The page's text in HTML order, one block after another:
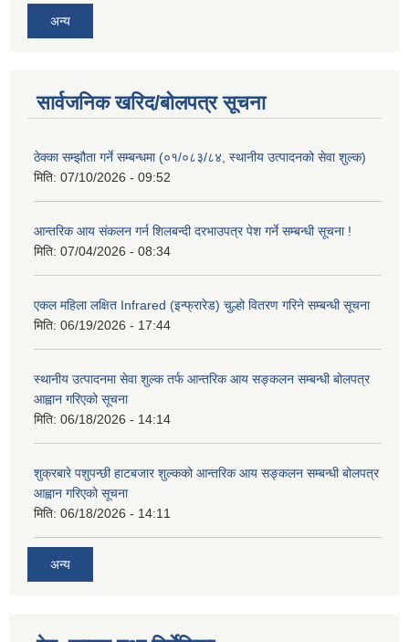
अन्य
सार्वजनिक खरिद/बोलपत्र सूचना
ठेक्का सम्झौता गर्ने सम्बन्धमा (०१/०८३/८४, स्थानीय उत्पादनको सेवा शुल्क)
मिति: 07/10/2026 - 09:52
आन्तरिक आय संकलन गर्न शिलबन्दी दरभाउपत्र पेश गर्ने सम्बन्धी सूचना !
मिति: 07/04/2026 - 08:34
एकल महिला लक्षित Infrared (इन्फ्रारेड) चुल्हो वितरण गरिने सम्बन्धी सूचना
मिति: 06/19/2026 - 17:44
स्थानीय उत्पादनमा सेवा शुल्क तर्फ आन्तरिक आय सङ्कलन सम्बन्धी बोलपत्र
आह्वान गरिएको सूचना
मिति: 06/18/2026 - 14:14
शुक्रबारे पशुपन्छी हाटबजार शुल्कको आन्तरिक आय सङ्कलन सम्बन्धी बोलपत्र
आह्वान गरिएको सूचना
मिति: 06/18/2026 - 14:11
अन्य